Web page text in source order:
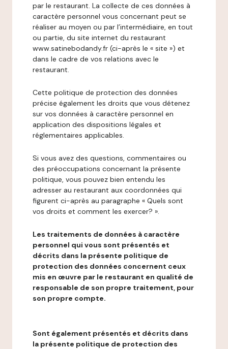
par le restaurant. La collecte de ces données à
caractère personnel vous concernant peut se
réaliser au moyen ou par l’intermédiaire, en tout
ou partie, du site internet du restaurant
www.satinebodandy.fr (ci-après le « site ») et
dans le cadre de vos relations avec le
restaurant.
Cette politique de protection des données
précise également les droits que vous détenez
sur vos données à caractère personnel en
application des dispositions légales et
réglementaires applicables.
Si vous avez des questions, commentaires ou
des préoccupations concernant la présente
politique, vous pouvez bien entendu les
adresser au restaurant aux coordonnées qui
figurent ci-après au paragraphe « Quels sont
vos droits et comment les exercer? ».
Les traitements de données à caractère
personnel qui vous sont présentés et
décrits dans la présente politique de
protection des données concernent ceux
mis en œuvre par le restaurant en qualité de
responsable de son propre traitement, pour
son propre compte.
Sont également présentés et décrits dans
la présente politique de protection des